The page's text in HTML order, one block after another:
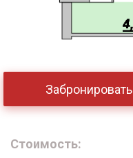
Забронировать
Стоимость: